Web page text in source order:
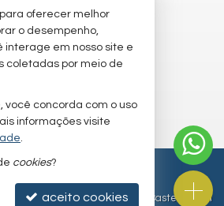
newsletter
imóvel
J Política de Privacidade
Site para imobiliárias : Castel Digital
oferecer melhor
o desempenho,
interage em nosso site e
coletadas por meio de
você concorda com o uso
informações visite
.
cookies?
aceito cookies